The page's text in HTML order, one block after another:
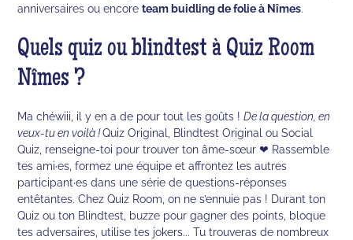
anniversaires ou encoreteam buidling de folie à Nîmes.
Quels quiz ou blindtest à Quiz Room
Nîmes ?
Ma chéwiii, il y en a de pour tout les goûts !De la question, en
veux-tu en voilà !Quiz Original, Blindtest Original ou Social
Quiz, renseigne-toi pour trouver ton âme-sœur ❤ Rassemble
tes ami·es, formez une équipe et affrontez les autres
participant·es dans une série de questions-réponses
entêtantes. Chez Quiz Room, on ne s’ennuie pas ! Durant ton
Quiz ou ton Blindtest, buzze pour gagner des points, bloque
tes adversaires, utilise tes jokers... Tu trouveras de nombreux